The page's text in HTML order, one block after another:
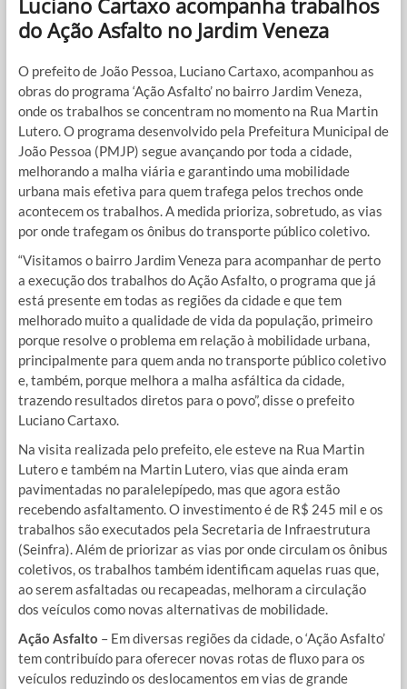
Luciano Cartaxo acompanha trabalhos
do Ação Asfalto no Jardim Veneza
O prefeito de João Pessoa, Luciano Cartaxo, acompanhou as
obras do programa ‘Ação Asfalto’ no bairro Jardim Veneza,
onde os trabalhos se concentram no momento na Rua Martin
Lutero. O programa desenvolvido pela Prefeitura Municipal de
João Pessoa (PMJP) segue avançando por toda a cidade,
melhorando a malha viária e garantindo uma mobilidade
urbana mais efetiva para quem trafega pelos trechos onde
acontecem os trabalhos. A medida prioriza, sobretudo, as vias
por onde trafegam os ônibus do transporte público coletivo.
“Visitamos o bairro Jardim Veneza para acompanhar de perto
a execução dos trabalhos do Ação Asfalto, o programa que já
está presente em todas as regiões da cidade e que tem
melhorado muito a qualidade de vida da população, primeiro
porque resolve o problema em relação à mobilidade urbana,
principalmente para quem anda no transporte público coletivo
e, também, porque melhora a malha asfáltica da cidade,
trazendo resultados diretos para o povo”, disse o prefeito
Luciano Cartaxo.
Na visita realizada pelo prefeito, ele esteve na Rua Martin
Lutero e também na Martin Lutero, vias que ainda eram
pavimentadas no paralelepípedo, mas que agora estão
recebendo asfaltamento. O investimento é de R$ 245 mil e os
trabalhos são executados pela Secretaria de Infraestrutura
(Seinfra). Além de priorizar as vias por onde circulam os ônibus
coletivos, os trabalhos também identificam aquelas ruas que,
ao serem asfaltadas ou recapeadas, melhoram a circulação
dos veículos como novas alternativas de mobilidade.
Ação Asfalto – Em diversas regiões da cidade, o ‘Ação Asfalto’
tem contribuído para oferecer novas rotas de fluxo para os
veículos reduzindo os deslocamentos em vias de grande